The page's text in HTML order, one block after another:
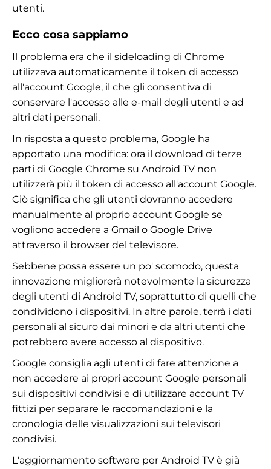
utenti.
Ecco cosa sappiamo
Il problema era che il sideloading di Chrome
utilizzava automaticamente il token di accesso
all'account Google, il che gli consentiva di
conservare l'accesso alle e-mail degli utenti e ad
altri dati personali.
In risposta a questo problema, Google ha
apportato una modifica: ora il download di terze
parti di Google Chrome su Android TV non
utilizzerà più il token di accesso all'account Google.
Ciò significa che gli utenti dovranno accedere
manualmente al proprio account Google se
vogliono accedere a Gmail o Google Drive
attraverso il browser del televisore.
Sebbene possa essere un po' scomodo, questa
innovazione migliorerà notevolmente la sicurezza
degli utenti di Android TV, soprattutto di quelli che
condividono i dispositivi. In altre parole, terrà i dati
personali al sicuro dai minori e da altri utenti che
potrebbero avere accesso al dispositivo.
Google consiglia agli utenti di fare attenzione a
non accedere ai propri account Google personali
sui dispositivi condivisi e di utilizzare account TV
fittizi per separare le raccomandazioni e la
cronologia delle visualizzazioni sui televisori
condivisi.
L'aggiornamento software per Android TV è già